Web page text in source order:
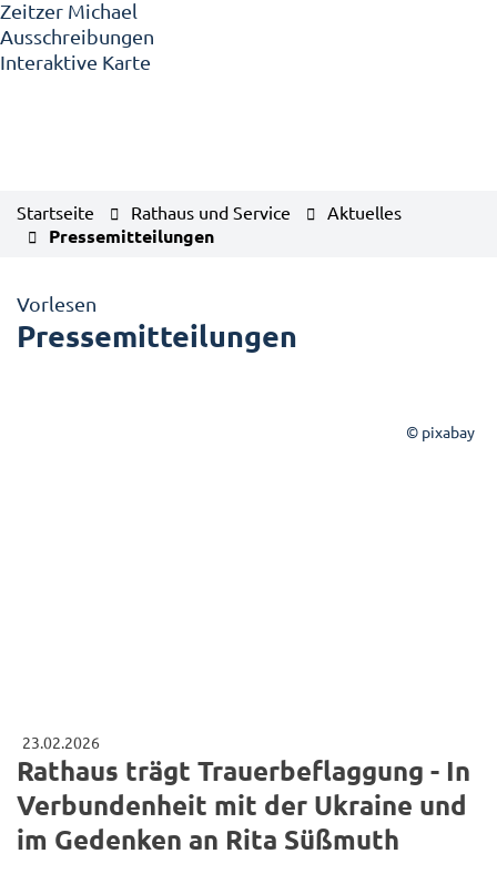
Zeitzer Michael
Ausschreibungen
Interaktive Karte
Startseite Rathaus und Service Aktuelles
Pressemitteilungen
Vorlesen
Pressemitteilungen
© pixabay
23.02.2026
Rathaus trägt Trauerbeflaggung - In
Verbundenheit mit der Ukraine und
im Gedenken an Rita Süßmuth